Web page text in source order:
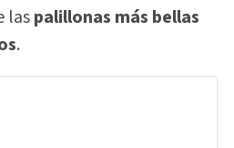
laspalillonas más bellas
.